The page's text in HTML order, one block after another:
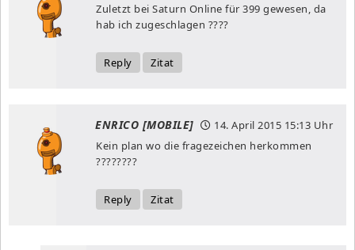
Zuletzt bei Saturn Online für 399 gewesen, da
hab ich zugeschlagen ????
Reply Zitat
ENRICO [MOBILE] 14. April 2015 15:13 Uhr
Kein plan wo die fragezeichen herkommen
????????
Reply Zitat